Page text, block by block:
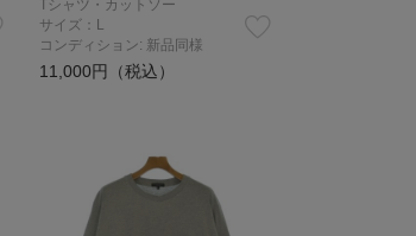
Tシャツ・カットソー
サイズ：L
コンディション: 新品同様
11,000円（税込）